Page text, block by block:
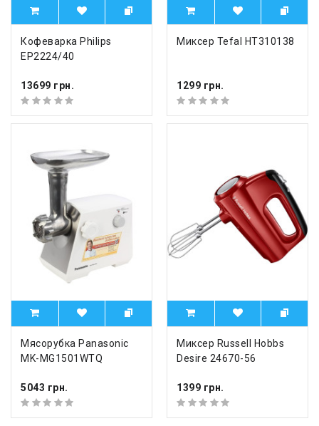
Кофеварка Philips
EP2224/40
13699 грн.
Миксер Tefal HT310138
1299 грн.
Мясорубка Panasonic
MK-MG1501WTQ
5043 грн.
Миксер Russell Hobbs
Desire 24670-56
1399 грн.